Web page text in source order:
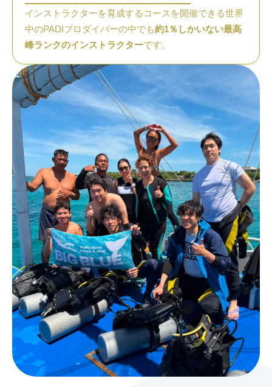
インストラクターを育成するコースを開催できる世界
中のPADIプロダイバーの中でも約1％しかいない最高
峰ランクのインストラクターです。